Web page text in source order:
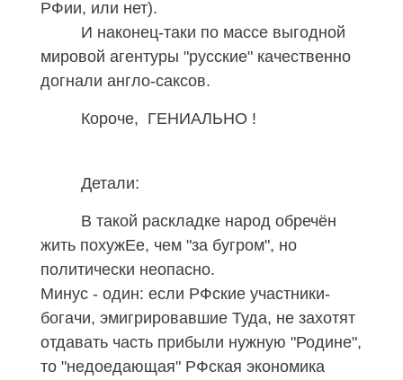
РФии, или нет).
И наконец-таки по массе выгодной
мировой агентуры "русские" качественно
догнали англо-саксов.
Короче, ГЕНИАЛЬНО !
Детали:
В такой раскладке народ обречён
жить похужЕе, чем "за бугром", но
политически неопасно.
Минус - один: если РФские участники-
богачи, эмигрировавшие Туда, не захотят
отдавать часть прибыли нужную "Родине",
то "недоедающая" РФская экономика